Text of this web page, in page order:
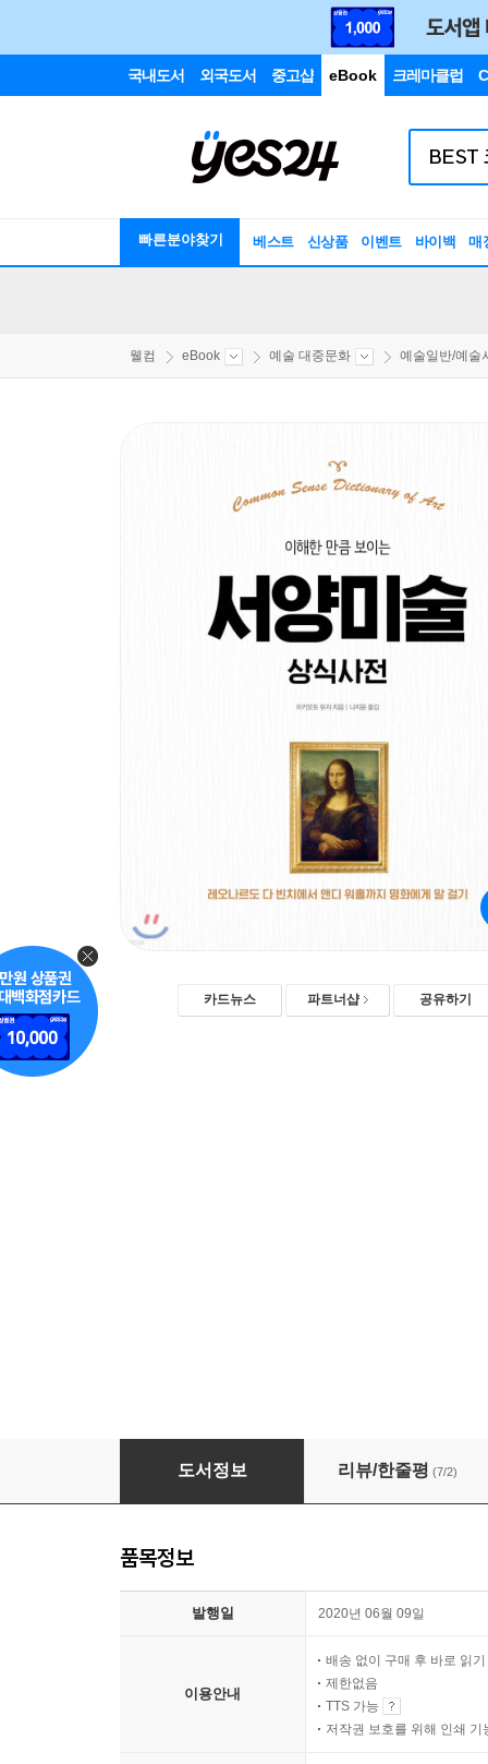
국내도서 외국도서 중고샵 eBook 크레마클럽
빠른분야찾기 베스트 신상품 이벤트 바이백 매
웰컴 eBook 예술 대중문화 예술일반/예술
카드뉴스 파트너샵 공유하기
서양미술 상식사전
도서정보 리뷰/한줄평 (7/2)
품목정보
발행일 2020년 06월 09일
이용안내
배송 없이 구매 후 바로 읽기
제한없음
TTS 가능
저작권 보호를 위해 인쇄 기